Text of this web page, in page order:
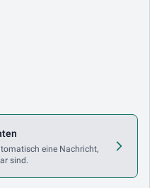
eine Nachricht,
sind.